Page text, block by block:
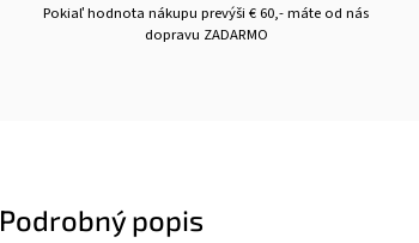
Pokiaľ hodnota nákupu prevýši € 60,- máte od nás
dopravu ZADARMO
Podrobný popis